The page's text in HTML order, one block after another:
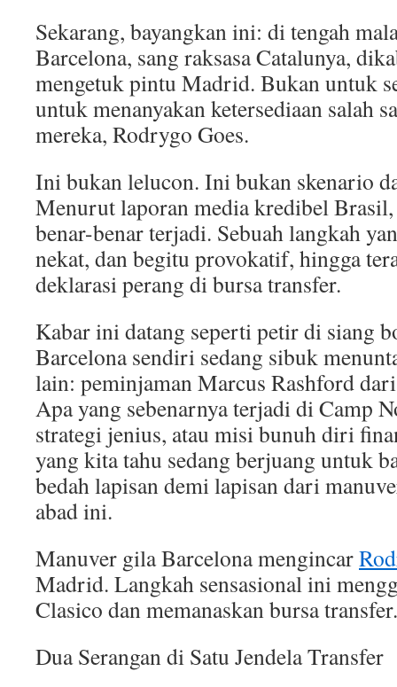
Sekarang, bayangkan ini: di tengah
Barcelona, sang raksasa Catalunya,
mengetuk pintu Madrid. Bukan untuk
untuk menanyakan ketersediaan salah
mereka, Rodrygo Goes.
Ini bukan lelucon. Ini bukan skenario
Menurut laporan media kredibel
benar-benar terjadi. Sebuah langkah
nekat, dan begitu provokatif, hingga
deklarasi perang di bursa transfer.
Kabar ini datang seperti petir di siang
Barcelona sendiri sedang sibuk
lain: peminjaman Marcus Rashford
Apa yang sebenarnya terjadi di Camp
strategi jenius, atau misi bunuh diri
yang kita tahu sedang berjuang untuk
bedah lapisan demi lapisan dari
abad ini.
Manuver gila Barcelona mengincar
Madrid. Langkah sensasional ini
Clasico dan memanaskan bursa
Dua Serangan di Satu Jendela Transfer